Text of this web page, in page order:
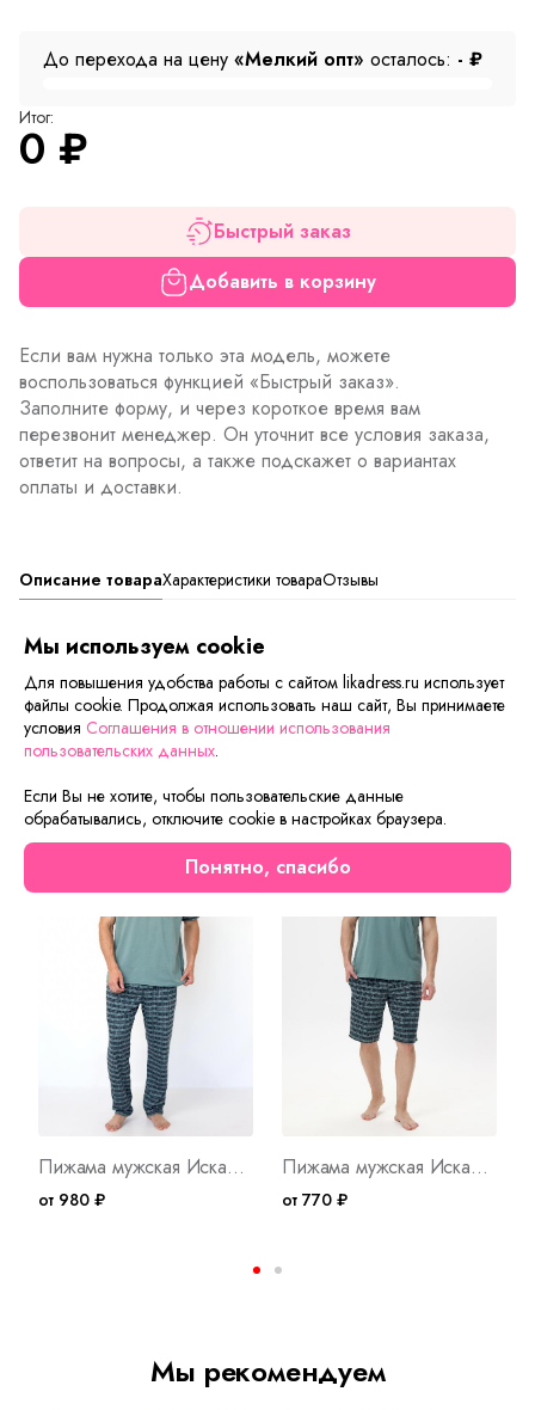
До перехода на цену «Мелкий опт» осталось: - ₽
Итог:
0 ₽
Быстрый заказ
Добавить в корзину
Если вам нужна только эта модель, можете
воспользоваться функцией «Быстрый заказ».
Заполните форму, и через короткое время вам
перезвонит менеджер. Он уточнит все условия заказа,
ответит на вопросы, а также подскажет о вариантах
оплаты и доставки.
Описание товараХарактеристики товараОтзывы
Ткань:Палатка
лето/весна
Состав:100% Хлопок
Сейчас на сайте смотрят
Пижама мужская Искандер В Арт. 7179
от 980 ₽
Осталось мало
Пижама мужская Искандер Г Арт. 7196
от 770 ₽
Мы рекомендуем
Мы используем cookie
Для повышения удобства работы с сайтом likadress.ru использует
файлы cookie. Продолжая использовать наш сайт, Вы принимаете
условия Соглашения в отношении использования
пользовательских данных.
Если Вы не хотите, чтобы пользовательские данные
обрабатывались, отключите cookie в настройках браузера.
Понятно, спасибо